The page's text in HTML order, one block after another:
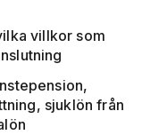
villkor som
sjuklön från